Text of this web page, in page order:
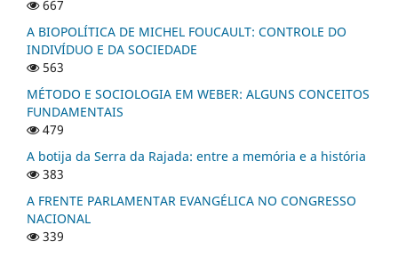
667
A BIOPOLÍTICA DE MICHEL FOUCAULT: CONTROLE DO
INDIVÍDUO E DA SOCIEDADE
563
MÉTODO E SOCIOLOGIA EM WEBER: ALGUNS CONCEITOS
FUNDAMENTAIS
479
A botija da Serra da Rajada: entre a memória e a história
383
A FRENTE PARLAMENTAR EVANGÉLICA NO CONGRESSO
NACIONAL
339